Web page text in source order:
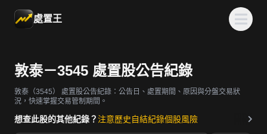
處置王
敦泰－3545 處置股公告紀錄
敦泰（3545）
處置股公告紀錄：公告日、處置期間、原因與分盤交易狀
況，快速掌握交易管制期間。
想查此股的其他紀錄？ 注意歷史自結紀錄個股風險